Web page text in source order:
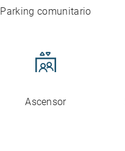
Parking comunitario
Ascensor